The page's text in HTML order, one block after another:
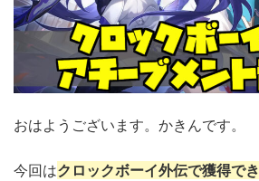
おはようございます。かきんです。
今回はクロックボーイ外伝で獲得で